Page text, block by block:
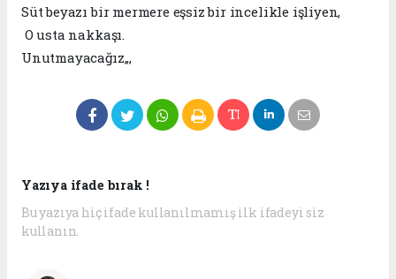
Süt beyazı bir mermere eşsiz bir incelikle işliyen,
O usta nakkaşı.
Unutmayacağız,,,
Yazıya ifade bırak !
Bu yazıya hiç ifade kullanılmamış ilk ifadeyi siz
kullanın.